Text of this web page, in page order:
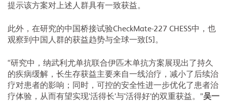
提示该方案对上述人群具有一致获益。
此外，在研究的中国桥接试验CheckMate-227 CHESS中，也
观察到中国人群的获益趋势与全球一致[5]。
“研究中，纳武利尤单抗联合伊匹木单抗方案展现出了持久
的疾病缓解，长生存获益主要来自一线治疗，减小了后续治
疗对患者的影响；同时，可控的安全性进一步优化了患者治
疗体验，从而有望实现‘活得长’与‘活得好’的双重获益。”吴一